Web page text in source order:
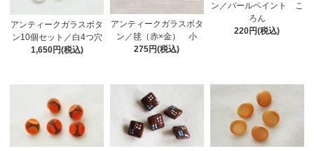
アンティークガラスボタ
ン10個セット／白4つ穴
1,650円(税込)
アンティークガラスボタ
ン／毬（赤×金） 小
275円(税込)
ン／パールペイント こ
ろん
220円(税込)